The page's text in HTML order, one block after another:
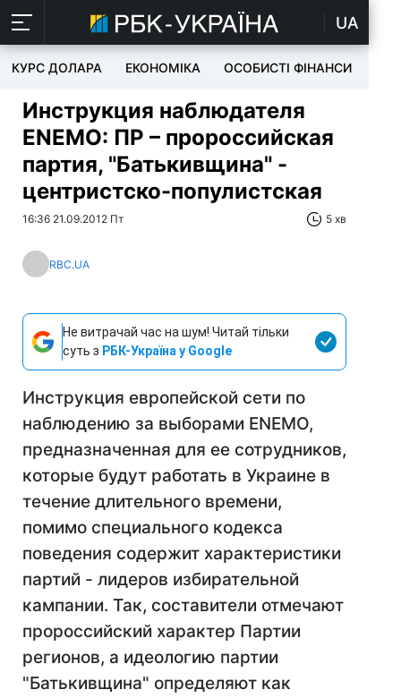
UA
КУРС ДОЛАРА ЕКОНОМІКА ОСОБИСТІ ФІНАНСИ
Инструкция наблюдателя
ENEMO: ПР – пророссийская
партия, "Батькивщина" -
центристско-популистская
16:36 21.09.2012 Пт 5 хв
RBC.UA
Не витрачай час на шум! Читай тільки
суть з РБК-Україна у Google
Инструкция европейской сети по
наблюдению за выборами ENEMO,
предназначенная для ее сотрудников,
которые будут работать в Украине в
течение длительного времени,
помимо специального кодекса
поведения содержит характеристики
партий - лидеров избирательной
кампании. Так, составители отмечают
пророссийский характер Партии
регионов, а идеологию партии
"Батькивщина" определяют как